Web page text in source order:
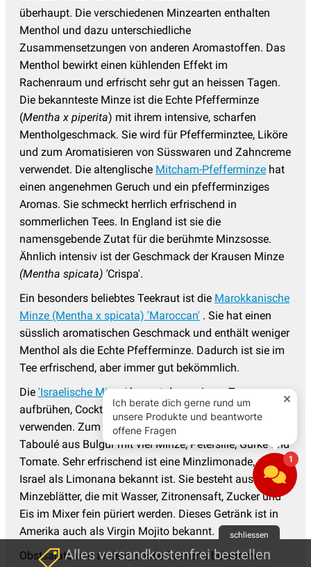
überhaupt. Die verschiedenen Minzearten enthalten
Menthol und dazu unterschiedliche
Zusammensetzungen von anderen Aromastoffen. Das
Menthol bewirkt einen kühlenden Effekt im
Rachenraum und erfrischt sehr gut an heissen Tagen.
Die bekannteste Minze ist die Echte Pfefferminze
(Mentha x piperita) mit ihrem intensive, scharfen
Mentholgeschmack. Sie wird für Pfefferminztee, Liköre
und zum Aromatisieren von Süsswaren und Zahncreme
verwendet. Die altenglische Mitcham-Pfefferminze hat
einen angenehmen Geruch und ein pfefferminziges
Aromas. Sie schmeckt herrlich erfrischend in
sommerlichen Tees. In England ist sie die
namensgebende Zutat für die berühmte Minzsosse.
Ähnlich intensiv ist der Geschmack der Krausen Minze
(Mentha spicata) 'Crispa'.
Ein besonders beliebtes Teekraut ist die Marokkanische
Minze (Mentha x spicata) 'Maroccan' . Sie hat einen
süsslich aromatischen Geschmack und enthält weniger
Menthol als die Echte Pfefferminze. Dadurch ist sie im
Tee erfrischend, aber immer gut bekömmlich.
Die 'Israelische Minze'kannst du zu einem Tee
aufbrühen, Cocktails mit ihr mixen oder sie zum Kochen
verwenden. Zum Beispiel für die Zubereitung von
Taboulé aus Bulgur mit viel Minze, Petersilie, Gurke und
Tomate. Sehr erfrischend ist eine Minzlimonade, die in
Israel als Limonana bekannt ist. Sie besteht aus
Minzeblätter, die mit Wasser, Zitronensaft, Zucker und
Eis im Mixer fein püriert werden. Dieses Getränk ist in
Amerika auch als Virgin Mojito bekannt.
Obstsalate und andere, süsse Desserts bekommen
schliessen
Alles versandkostenfrei bestellen